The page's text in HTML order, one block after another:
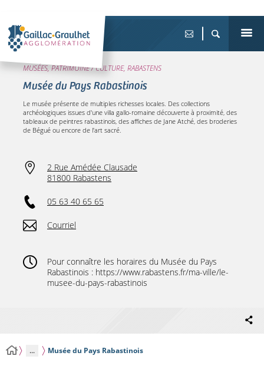
MUSÉES, PATRIMOINE / CULTURE, RABASTENS
Musée du Pays Rabastinois
Le musée présente de multiples richesses locales. Des collections
archéologiques issues d'une villa gallo-romaine découverte à proximité, des
tableaux de peintres rabastinois, des affiches de Jane Atché, des broderies
de Bégué ou encore de l'art sacré.
2 Rue Amédée Clausade
81800 Rabastens
05 63 40 65 65
Courriel
Pour connaître les horaires du Musée du Pays
Rabastinois : https://www.rabastens.fr/ma-ville/le-
musee-du-pays-rabastinois
... Musée du Pays Rabastinois